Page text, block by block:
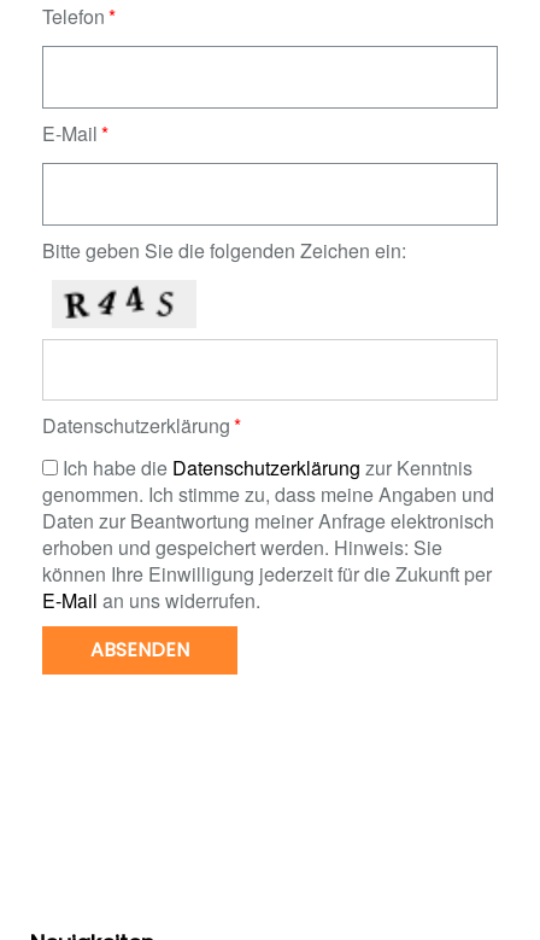
Telefon
E-Mail
Bitte geben Sie die folgenden Zeichen ein:
Datenschutzerklärung
Ich habe die Datenschutzerklärung zur Kenntnis
genommen. Ich stimme zu, dass meine Angaben und
Daten zur Beantwortung meiner Anfrage elektronisch
erhoben und gespeichert werden. Hinweis: Sie
können Ihre Einwilligung jederzeit für die Zukunft per
E-Mail an uns widerrufen.
ABSENDEN